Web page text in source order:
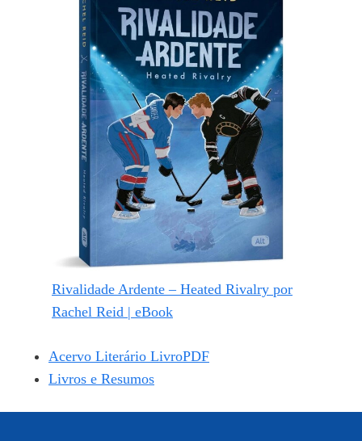
Rivalidade Ardente – Heated Rivalry por
Rachel Reid | eBook
Acervo Literário LivroPDF
Livros e Resumos